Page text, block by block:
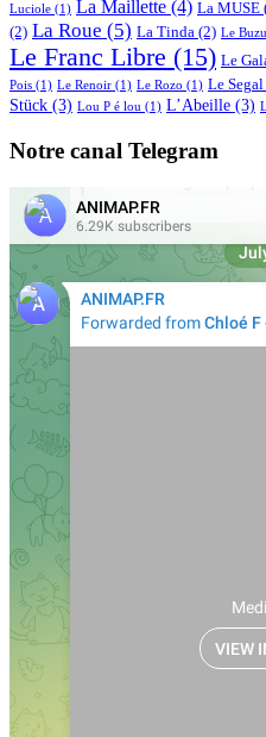
Luciole (1) La Maillette (4) La MUSE
(2) La Roue (5) La Tinda (2) Le
Le Franc Libre (15) Le
Pois (1) Le Renoir (1) Le Rozo (1) Le Segal
Stück (3) Lou P é lou (1) L’Abeille (3)
Notre canal Telegram